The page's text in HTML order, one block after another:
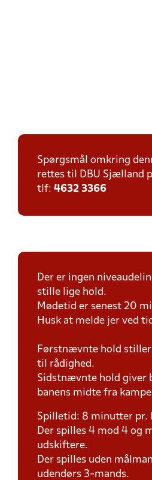
Spørgsmål omkring
rettes til DBU Sjælland
tlf: 4632 3366
Der er ingen
stille lige hold.
Mødetid er senest 20
Husk at melde jer ved
Førstnævnte hold
til rådighed.
Sidstnævnte hold giver
banens midte fra
Spilletid: 8 minutter pr.
Der spilles 4 mod 4 og
udskiftere.
Der spilles uden
udendørs 3-mands.